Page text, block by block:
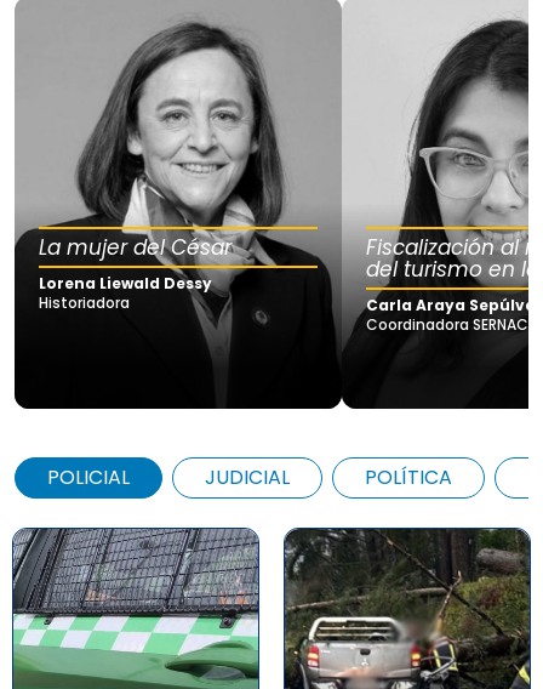
La mujer del César
Lorena Liewald Dessy
Historiadora
Fiscalización al
del turismo en
Carla Araya
Coordinadora SERNAC
POLICIAL JUDICIAL POLÍTICA